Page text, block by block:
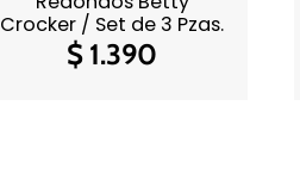
Crocker / Set de 3 Pzas.
$ 1.390